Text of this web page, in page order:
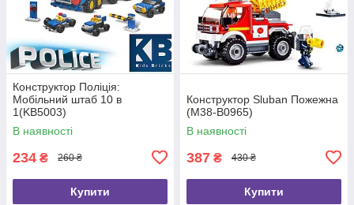
Конструктор Поліція:
Мобільний штаб 10 в
1(KB5003)
В наявності
234 ₴ 260 ₴
Купити
Конструктор Sluban Пожежна
(M38-B0965)
В наявності
387 ₴ 430 ₴
Купити